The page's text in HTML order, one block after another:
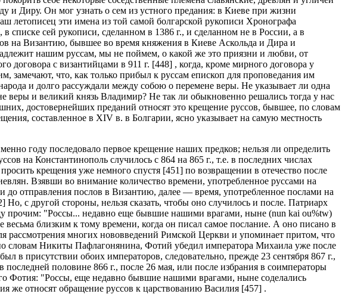
и Диру. Он мог узнать о сем из устного предания: в Киеве при жизни
эти имена из той самой болгарской рукописи Хронографа
списке сей рукописи, сделанном в 1386 г., и сделанном не в России, а в
на Византию, бывшее во время княжения в Киеве Аскольда и Дира и
нашим руссам, мы не поймем, о какой же это приязни и любви, от
с византийцами в 911 г. [448] , когда, кроме мирного договора у
замечают, что, как только прибыл к руссам епископ для проповедания им
и долго рассуждали между собою о перемене веры. Не указывает ли одна
веры и великий князь Владимир? Не так ли обыкновенно решались тогда у нас
достовернейших преданий относят это крещение руссов, бывшее, по словам
составленное в XIV в. в Болгарии, ясно указывает на самую местность
году последовало первое крещение наших предков; нельзя ли определить
на Константинополь случилось с 864 на 865 г., т.е. в последних числах
крещения уже немного спустя [451] по возвращении в отечество после
Взявши во внимание количество времени, употребленное руссами на
до отправления послов в Византию, далее — время, употребленное послами на
с другой стороны, нельзя сказать, чтобы оно случилось и после. Патриарх
прочим: "Россы... недавно еще бывшие нашими врагами, ныне (nun kai ou%tw)
близким к тому времени, когда он писал самое послание. А оно писано в
рассмотрения многих нововведений Римской Церкви и упоминает притом, что
словам Никиты Пафлагонянина, Фотий убедил императора Михаила уже после
в присутствии обоих императоров, следовательно, прежде 23 сентября 867 г.,
половине 866 г., после 26 мая, или после избрания в соимператоры
Фотия: "Россы, еще недавно бывшие нашими врагами, ныне соделались
же относят обращение руссов к царствованию Василия [457] .